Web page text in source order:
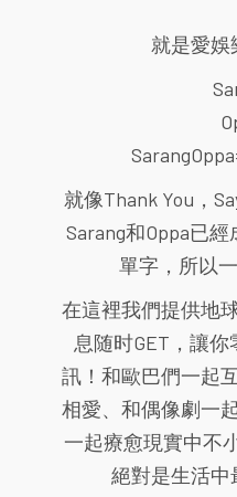
就是愛娛
就像Thank You，
Sarang和Oppa已
單字，所以
在這裡我們提供地
息随时GET，讓
訊！和歐巴們一起
相愛、和偶像劇一
一起療愈現實中不
絕對是生活中